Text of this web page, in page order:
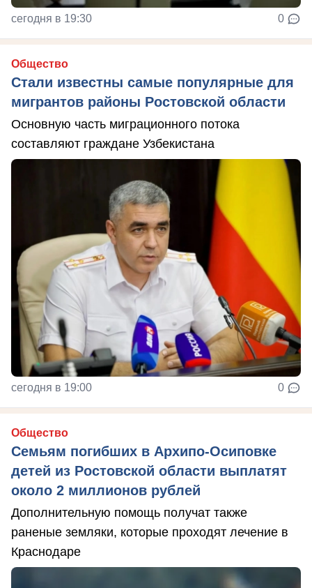
сегодня в 19:30 0
Общество
Стали известны самые популярные для
мигрантов районы Ростовской области
Основную часть миграционного потока
составляют граждане Узбекистана
сегодня в 19:00 0
Общество
Семьям погибших в Архипо-Осиповке
детей из Ростовской области выплатят
около 2 миллионов рублей
Дополнительную помощь получат также
раненые земляки, которые проходят лечение в
Краснодаре